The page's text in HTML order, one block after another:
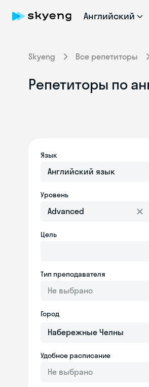
Английский
Skyeng Все репетиторы
Репетиторы по
Язык
Английский язык
Уровень
Advanced
Цель
Тип преподавателя
Не выбрано
Город
Удобное расписание
Не выбрано